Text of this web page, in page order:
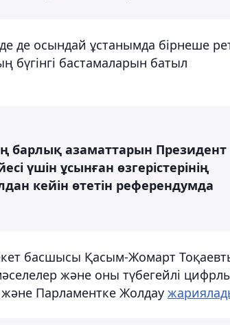
де осындай ұстанымда бірнеше
бүгінгі бастамаларын батыл
азаматтарын Президент
үшін ұсынған өзгерістерінің
кейін өтетін референдумда
басшысы Қасым-Жомарт
және оны түбегейлі
Парламентке Жолдау